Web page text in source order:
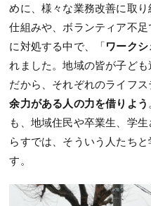
めに、様々な業務改善に取
仕組みや、ボランティア不
に対処する中で、「ワーク
れました。地域の皆が子ど
だから、それぞれのライフ
余力がある人の力を借りよう
も、地域住民や卒業生、学
らすでは、そういう人たち
す。